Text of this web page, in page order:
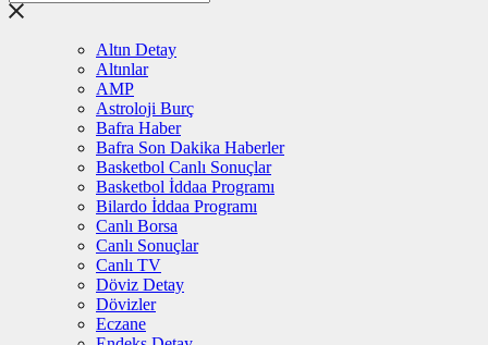
Altın Detay
Altınlar
AMP
Astroloji Burç
Bafra Haber
Bafra Son Dakika Haberler
Basketbol Canlı Sonuçlar
Basketbol İddaa Programı
Bilardo İddaa Programı
Canlı Borsa
Canlı Sonuçlar
Canlı TV
Döviz Detay
Dövizler
Eczane